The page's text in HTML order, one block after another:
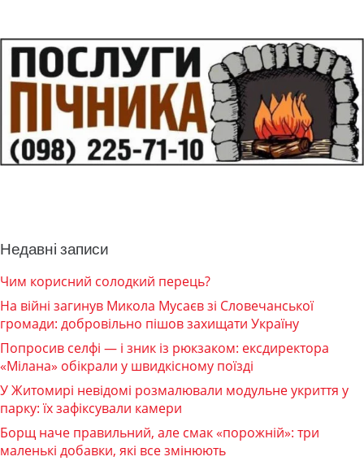
Недавні записи
Чим корисний солодкий перець?
На війні загинув Микола Мусаєв зі Словечанської
громади: добровільно пішов захищати Україну
Попросив селфі — і зник із рюкзаком: ексдиректора
«Мілана» обікрали у швидкісному поїзді
У Житомирі невідомі розмалювали модульне укриття у
парку: їх зафіксували камери
Борщ наче правильний, але смак «порожній»: три
маленькі добавки, які все змінюють